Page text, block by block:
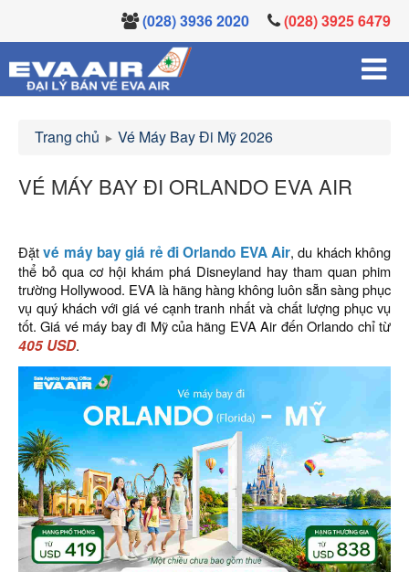
(028) 3936 2020 (028) 3925 6479
Trang chủ Vé Máy Bay Đi Mỹ 2026
VÉ MÁY BAY ĐI ORLANDO EVA AIR
Đặt vé máy bay giá rẻ đi Orlando EVA Air, du khách không
thể bỏ qua cơ hội khám phá Disneyland hay tham quan phim
trường Hollywood. EVA là hãng hàng không luôn sẵn sàng phục
vụ quý khách với giá vé cạnh tranh nhất và chất lượng phục vụ
tốt. Giá vé máy bay đi Mỹ của hãng EVA Air đến Orlando chỉ từ
405 USD.